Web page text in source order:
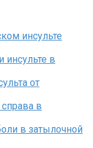
инсульте
в
от
в
в затылочной